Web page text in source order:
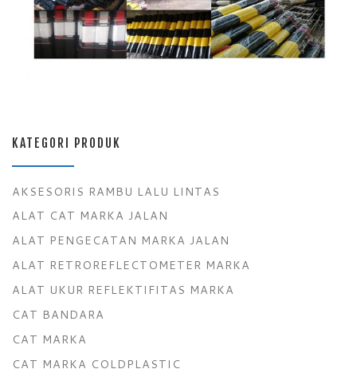
KATEGORI PRODUK
AKSESORIS RAMBU LALU LINTAS
ALAT CAT MARKA JALAN
ALAT PENGECATAN MARKA JALAN
ALAT RETROREFLECTOMETER MARKA
ALAT UKUR REFLEKTIFITAS MARKA
CAT BANDARA
CAT MARKA
CAT MARKA COLDPLASTIC